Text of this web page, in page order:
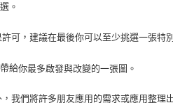
。
許可，建議在最後你可以至少挑選一張
給你最多啟發與改變的一張圖。
，我們將許多朋友應用的需求或應用整理